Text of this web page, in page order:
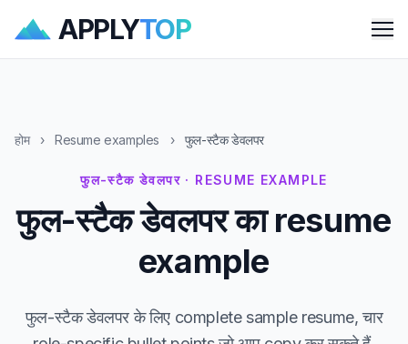
APPLYTOP
होम › Resume examples › फुल-स्टैक डेवलपर
फुल-स्टैक डेवलपर · RESUME EXAMPLE
फुल-स्टैक डेवलपर का resume
example
फुल-स्टैक डेवलपर के लिए complete sample resume, चार